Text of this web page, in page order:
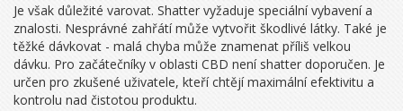
Je však důležité varovat. Shatter vyžaduje speciální vybavení a
znalosti. Nesprávné zahřátí může vytvořit škodlivé látky. Také je
těžké dávkovat - malá chyba může znamenat příliš velkou
dávku. Pro začátečníky v oblasti CBD není shatter doporučen. Je
určen pro zkušené uživatele, kteří chtějí maximální efektivitu a
kontrolu nad čistotou produktu.